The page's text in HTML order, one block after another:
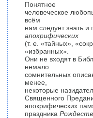
Понятное
человеческое
всём
нам следует знать и
апокрифических
(т. е. «тайных»,
«избранных».
Они не входят в
немало
сомнительных
менее,
некоторые
Священного
апокрифических
праздника